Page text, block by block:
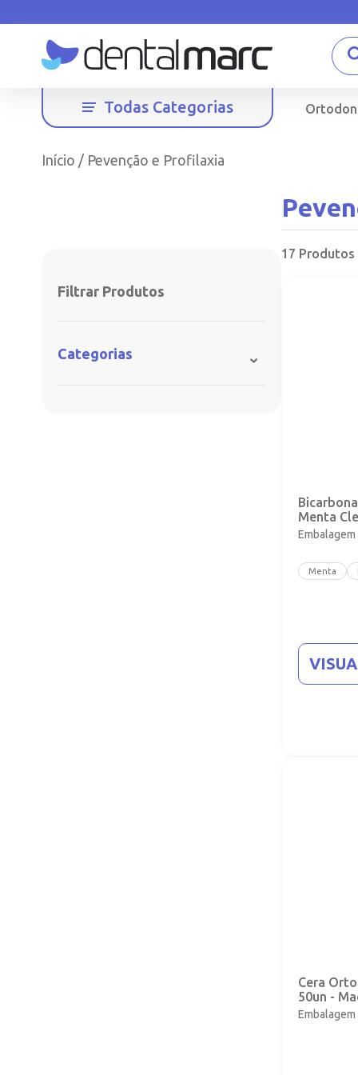
Todas Categorias
Início / Pevenção e Profilaxia
Filtrar Produtos
Categorias
17
Menta
Menta
Cera
50un -